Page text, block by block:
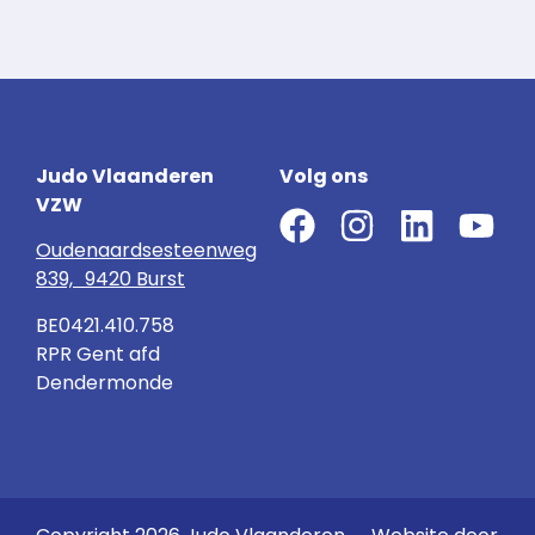
Judo Vlaanderen
VZW
Oudenaardsesteenweg
839, 9420 Burst
BE0421.410.758
RPR Gent afd
Dendermonde
Volg ons